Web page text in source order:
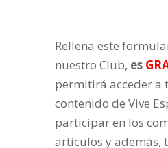
Rellena este
nuestro Club, es
permitirá acceder a
contenido de Vive
participar en los
artículos y además,